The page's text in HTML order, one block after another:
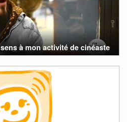
à mon activité de cinéaste